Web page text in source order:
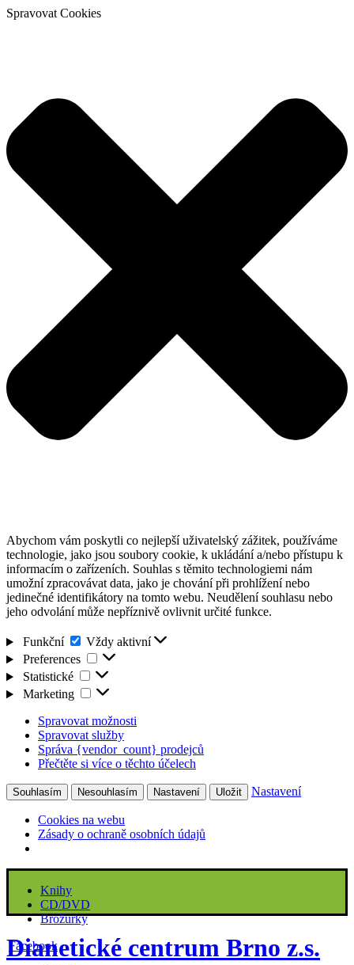
Spravovat Cookies
Abychom vám poskytli co nejlepší uživatelský zážitek, používáme
technologie, jako jsou soubory cookie, k ukládání a/nebo přístupu k
informacím o zařízeních. Souhlas s těmito technologiemi nám
umožní zpracovávat data, jako je chování při prohlížení nebo
jedinečné identifikátory na tomto webu. Neudělení souhlasu nebo
jeho odvolání může nepříznivě ovlivnit určité funkce.
Funkční Funkční
Vždy aktivní
Preferences
Preferences
Statistické
Statistické
Marketing
Marketing
Spravovat možnosti
Spravovat služby
Správa {vendor_count} prodejců
Přečtěte si více o těchto účelech
Souhlasím Nesouhlasím Nastavení Uložit Nastavení
Cookies na webu
Zásady o ochraně osobních údajů
Knihy
CD/DVD
Brožurky
Facebook
Dianetické centrum Brno z.s.